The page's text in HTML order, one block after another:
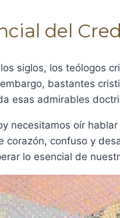
del
siglos, los teólogos
bastantes
esas admirables
necesitamos oír
corazón, confuso y
lo esencial de